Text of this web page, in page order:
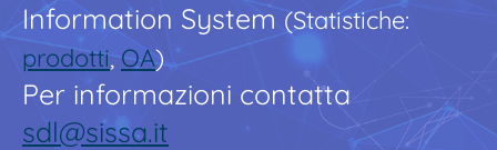
Information System(Statistiche:
prodotti,OA)
Per informazioni contatta
sdl@sissa.it